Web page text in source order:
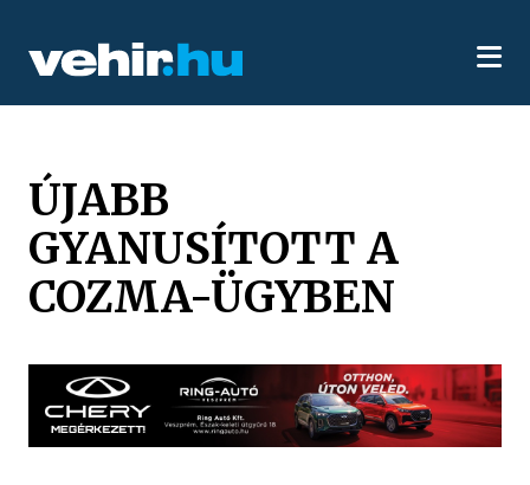
ÚJABB
GYANUSÍTOTT A
COZMA-ÜGYBEN